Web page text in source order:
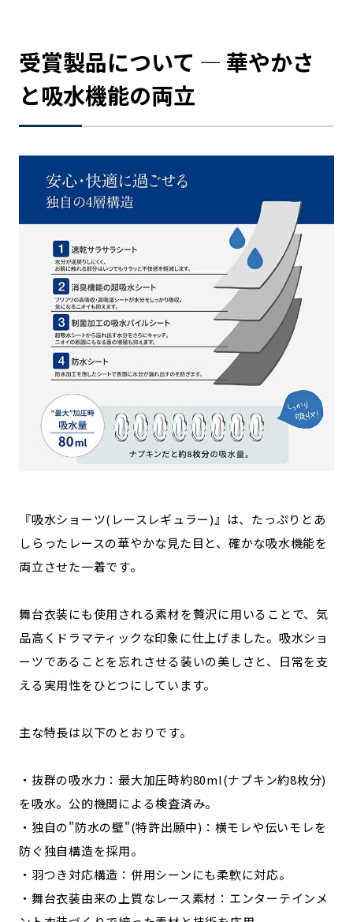
受賞製品について ― 華やかさ
と吸水機能の両立
『吸水ショーツ(レースレギュラー)』は、たっぷりとあ
しらったレースの華やかな見た目と、確かな吸水機能を
両立させた一着です。
舞台衣装にも使用される素材を贅沢に用いることで、気
品高くドラマティックな印象に仕上げました。吸水ショ
ーツであることを忘れさせる装いの美しさと、日常を支
える実用性をひとつにしています。
主な特長は以下のとおりです。
・抜群の吸水力：最大加圧時約80ml(ナプキン約8枚分)
を吸水。公的機関による検査済み。
・独自の"防水の壁"(特許出願中)：横モレや伝いモレを
防ぐ独自構造を採用。
・羽つき対応構造：併用シーンにも柔軟に対応。
・舞台衣装由来の上質なレース素材：エンターテインメ